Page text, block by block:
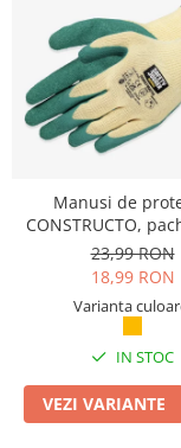
Manusi de
CONSTRUCTO,
perechi, Safety
23,99 RON
18,99 RON
Varianta
IN STOC
VEZI VARIANTE